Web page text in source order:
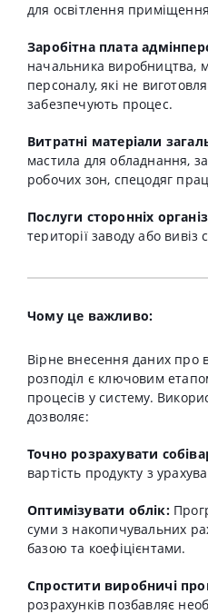
для освітлення
Заробітна плата
начальника виробництва,
персоналу, які не
забезпечують процес.
Витратні матеріали
мастила для обладнання,
робочих зон, спецодяг
Послуги сторонніх
території заводу або вивіз
Чому це важливо:
Вірне внесення даних про
розподіл є ключовим
процесів у систему.
дозволяє:
Точно розрахувати
вартість продукту з
Оптимізувати облік:
суми з накопичувальних
базою та коефіцієнтами.
Спростити виробничі
розрахунків позбавляє